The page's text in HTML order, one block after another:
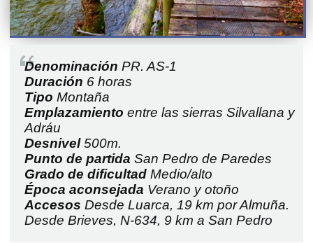
Denominación PR. AS-1
Duración 6 horas
Tipo Montaña
Emplazamiento entre las sierras Silvallana y
Adráu
Desnivel500m.
Punto de partida San Pedro de Paredes
Grado de dificultad Medio/alto
Época aconsejada Verano y otoño
Accesos Desde Luarca, 19 km por Almuña.
Desde Brieves, N-634, 9 km a San Pedro